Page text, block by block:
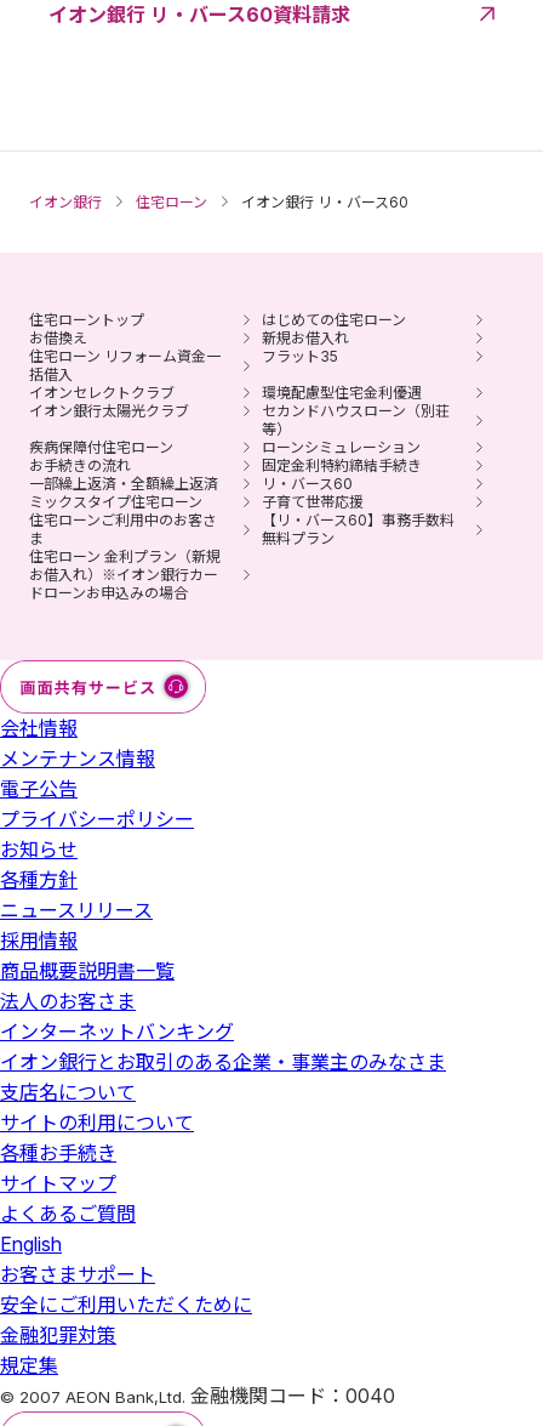
イオン銀行 リ・バース60資料請求
イオン銀行 住宅ローン イオン銀行 リ・バース60
住宅ローントップ
はじめての住宅ローン
お借換え
新規お借入れ
住宅ローン リフォーム資金一
括借入
フラット35
イオンセレクトクラブ
環境配慮型住宅金利優遇
イオン銀行太陽光クラブ
セカンドハウスローン（別荘
等）
疾病保障付住宅ローン
ローンシミュレーション
お手続きの流れ
固定金利特約締結手続き
一部繰上返済・全額繰上返済
リ・バース60
ミックスタイプ住宅ローン
子育て世帯応援
住宅ローンご利用中のお客さ
ま
【リ・バース60】事務手数料
無料プラン
住宅ローン 金利プラン（新規
お借入れ）※イオン銀行カー
ドローンお申込みの場合
会社情報
メンテナンス情報
電子公告
プライバシーポリシー
お知らせ
各種方針
ニュースリリース
採用情報
商品概要説明書一覧
法人のお客さま
インターネットバンキング
イオン銀行とお取引のある企業・事業主のみなさま
支店名について
サイトの利用について
各種お手続き
サイトマップ
よくあるご質問
English
お客さまサポート
安全にご利用いただくために
金融犯罪対策
規定集
© 2007 AEON Bank,Ltd. 金融機関コード：0040